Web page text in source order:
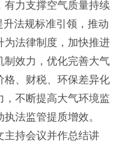
有力支撑空气质量持续
法规标准引领，推动
为法律制度，加快推进
制效力，优化完善大气
格、财税、环保差异化
不断提高大气环境监
法监管提质增效。
持会议并作总结讲